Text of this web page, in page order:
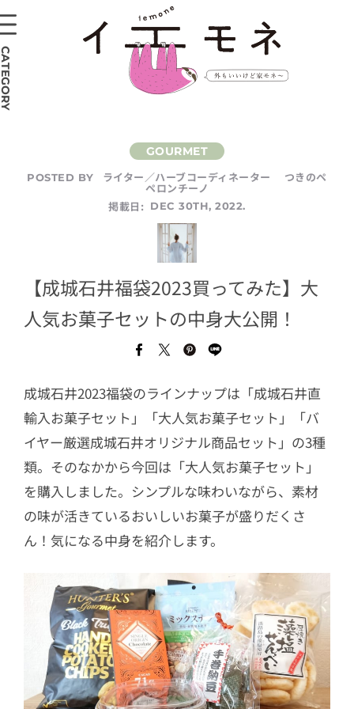
POSTED BY ライター／ハーブコーディネーター つきのペ
ペロンチーノ
掲載日:
DEC 30TH, 2022.
【成城石井福袋2023買ってみた】大
人気お菓子セットの中身大公開！
成城石井2023福袋のラインナップは「成城石井直
輸入お菓子セット」「大人気お菓子セット」「バ
イヤー厳選成城石井オリジナル商品セット」の3種
類。そのなかから今回は「大人気お菓子セット」
を購入しました。シンプルな味わいながら、素材
の味が活きているおいしいお菓子が盛りだくさ
ん！気になる中身を紹介します。